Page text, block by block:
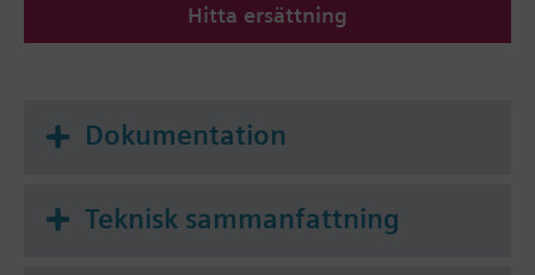
Hitta ersättning
Dokumentation
Teknisk sammanfattning